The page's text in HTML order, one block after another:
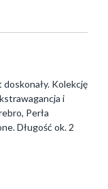
Kolekcję
i
Perła
Długość ok. 2